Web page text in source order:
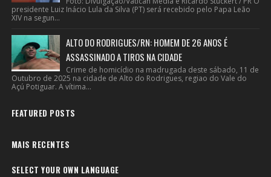
presidente Luiz Inácio Lula da Silva (PT) será recebido pelo Papa Leão
XIV na segun...
ALTO DO RODRIGUES/RN: HOMEM DE 26 ANOS É
ASSASSINADO A TIROS NA CIDADE
Crime de homicídio na madrugada deste sábado, 11 de
Outubro de 2025 na cidade de Alto do Rodrigues, regiao do Vale do
Açú Potiguar. A vítima...
FEATURED POSTS
MAIS RECENTES
SELECT YOUR OWN LANGUAGE